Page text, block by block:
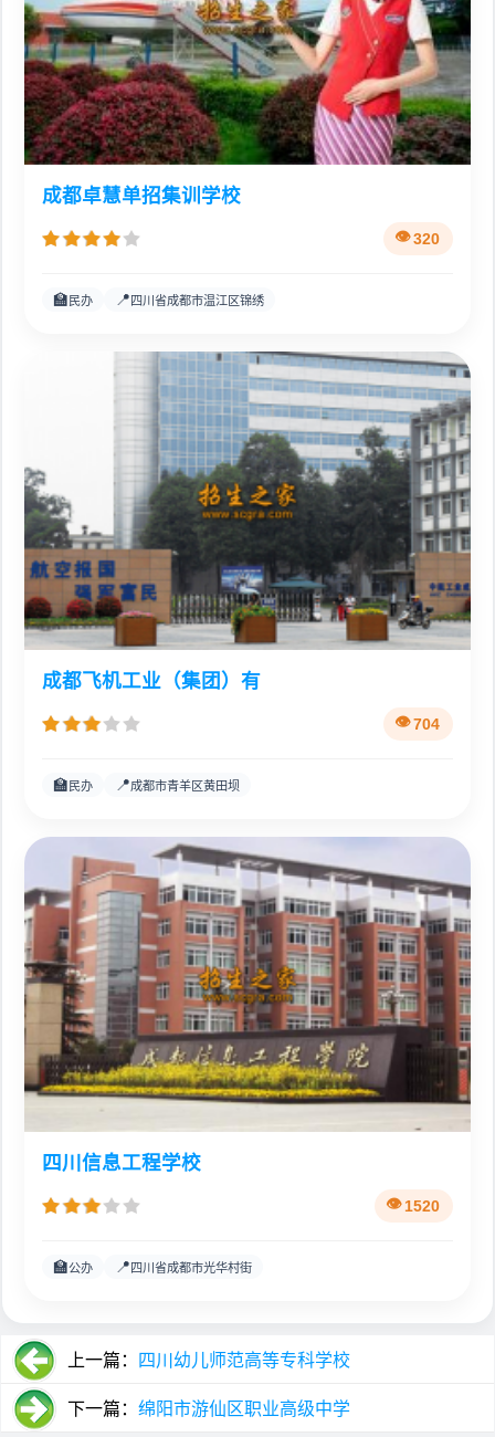
成都卓慧单招集训学校
320
🏫 民办 📍四川省成都市温江区锦绣
成都飞机工业（集团）有
704
🏫 民办 📍成都市青羊区黄田坝
四川信息工程学校
1520
🏫公办 📍四川省成都市光华村街
上一篇： 四川幼儿师范高等专科学校
下一篇： 绵阳市游仙区职业高级中学